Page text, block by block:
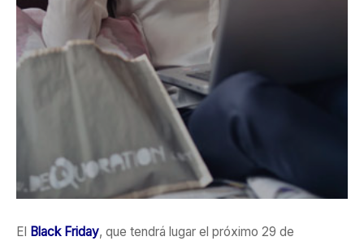
El Black Friday, que tendrá lugar el próximo 29 de